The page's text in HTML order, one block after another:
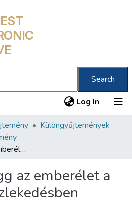
Search
Log In (current)
Különgyűjtemények
Hajszálon függ az emberélet a budapesti közlekedésben
az emberélet a